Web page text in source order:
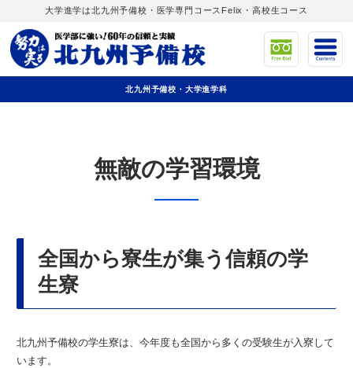
大学進学は北九州予備校・医学専門コースFelix・高校生コース
北九州予備校・大学進学科
無敵の学習環境
全国から寮生が集う信頼の学
生寮
北九州予備校の学生寮は、今年度も全国から多くの受験生が入寮して
います。